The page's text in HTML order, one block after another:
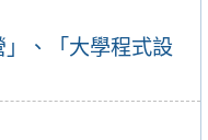
、「大學程式設